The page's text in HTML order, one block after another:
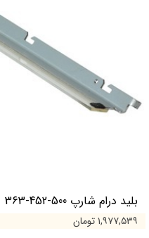
بلید درام شارپ 500-452-363
۱,۹۷۷,۵۳۹ تومان